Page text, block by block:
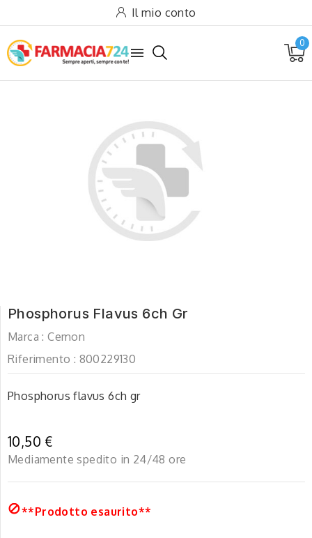
Il mio conto

0
Phosphorus Flavus 6ch Gr
Marca : Cemon
Riferimento : 800229130
Phosphorus flavus 6ch gr
10,50 €
Mediamente spedito in 24/48 ore
**Prodotto esaurito**